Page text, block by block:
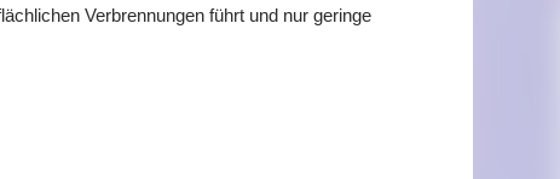
Verbrennungen führt und nur geringe